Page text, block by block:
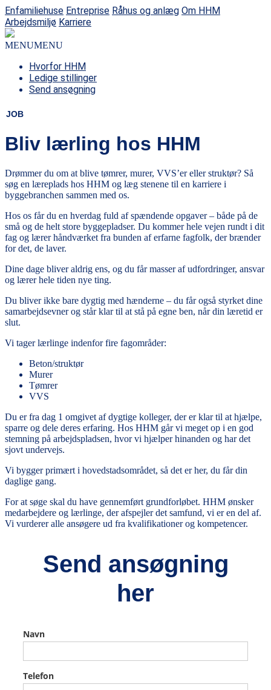
Enfamiliehuse Entreprise Råhus og anlæg Om HHM
Arbejdsmiljø Karriere
MENUMENU
Hvorfor HHM
Ledige stillinger
Send ansøgning
JOB
Bliv lærling hos HHM
Drømmer du om at blive tømrer, murer, VVS’er eller struktør? Så
søg en læreplads hos HHM og læg stenene til en karriere i
byggebranchen sammen med os.
Hos os får du en hverdag fuld af spændende opgaver – både på de
små og de helt store byggepladser. Du kommer hele vejen rundt i dit
fag og lærer håndværket fra bunden af erfarne fagfolk, der brænder
for det, de laver.
Dine dage bliver aldrig ens, og du får masser af udfordringer, ansvar
og lærer hele tiden nye ting.
Du bliver ikke bare dygtig med hænderne – du får også styrket dine
samarbejdsevner og står klar til at stå på egne ben, når din læretid er
slut.
Vi tager lærlinge indenfor fire fagområder:
Beton/struktør
Murer
Tømrer
VVS
Du er fra dag 1 omgivet af dygtige kolleger, der er klar til at hjælpe,
sparre og dele deres erfaring. Hos HHM går vi meget op i en god
stemning på arbejdspladsen, hvor vi hjælper hinanden og har det
sjovt undervejs.
Vi bygger primært i hovedstadsområdet, så det er her, du får din
daglige gang.
For at søge skal du have gennemført grundforløbet. HHM ønsker
medarbejdere og lærlinge, der afspejler det samfund, vi er en del af.
Vi vurderer alle ansøgere ud fra kvalifikationer og kompetencer.
Send ansøgning
her
Søg
Navn
Telefon